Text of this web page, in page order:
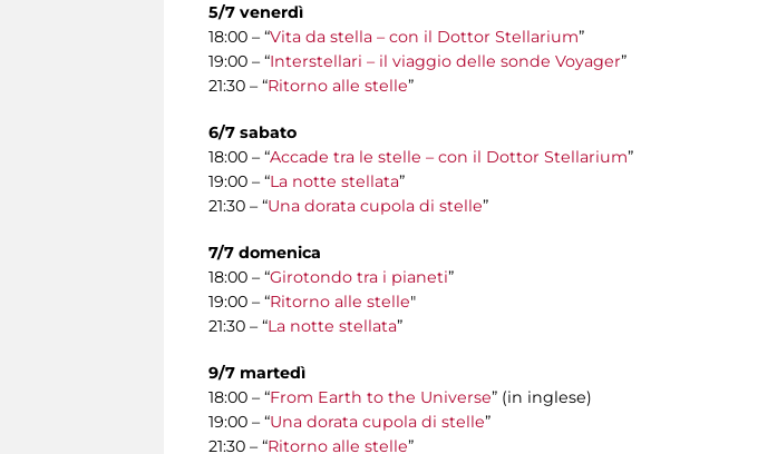
5/7 venerdì
18:00 – “Vita da stella – con il Dottor Stellarium”
19:00 – “Interstellari – il viaggio delle sonde Voyager”
21:30 – “Ritorno alle stelle”
6/7 sabato
18:00 – “Accade tra le stelle – con il Dottor Stellarium”
19:00 – “La notte stellata”
21:30 – “Una dorata cupola di stelle”
7/7 domenica
18:00 – “Girotondo tra i pianeti”
19:00 – “Ritorno alle stelle"
21:30 – “La notte stellata”
9/7 martedì
18:00 – “From Earth to the Universe” (in inglese)
19:00 – “Una dorata cupola di stelle”
21:30 – “Ritorno alle stelle”